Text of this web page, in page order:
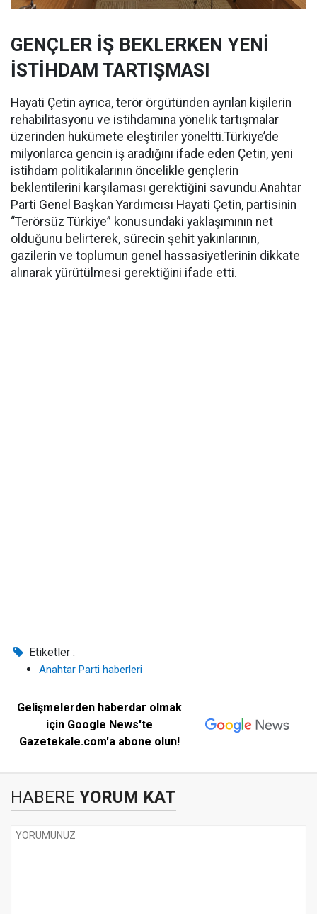
GENÇLER İŞ BEKLERKEN YENİ
İSTİHDAM TARTIŞMASI
Hayati Çetin ayrıca, terör örgütünden ayrılan kişilerin
rehabilitasyonu ve istihdamına yönelik tartışmalar
üzerinden hükümete eleştiriler yöneltti.Türkiye’de
milyonlarca gencin iş aradığını ifade eden Çetin, yeni
istihdam politikalarının öncelikle gençlerin
beklentilerini karşılaması gerektiğini savundu.Anahtar
Parti Genel Başkan Yardımcısı Hayati Çetin, partisinin
“Terörsüz Türkiye” konusundaki yaklaşımının net
olduğunu belirterek, sürecin şehit yakınlarının,
gazilerin ve toplumun genel hassasiyetlerinin dikkate
alınarak yürütülmesi gerektiğini ifade etti.
Etiketler :
Anahtar Parti haberleri
Gelişmelerden haberdar olmak
için Google News'te
Gazetekale.com'a abone olun!
HABERE YORUM KAT